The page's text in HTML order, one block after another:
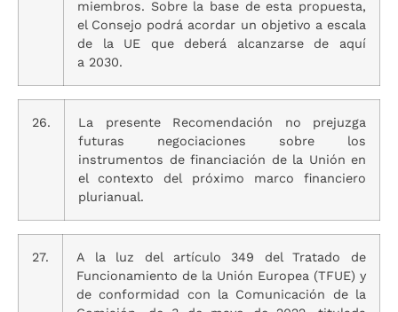
miembros. Sobre la base de esta propuesta,
el Consejo podrá acordar un objetivo a escala
de la UE que deberá alcanzarse de aquí
a 2030.
26.
La presente Recomendación no prejuzga
futuras negociaciones sobre los
instrumentos de financiación de la Unión en
el contexto del próximo marco financiero
plurianual.
27.
A la luz del artículo 349 del Tratado de
Funcionamiento de la Unión Europea (TFUE) y
de conformidad con la Comunicación de la